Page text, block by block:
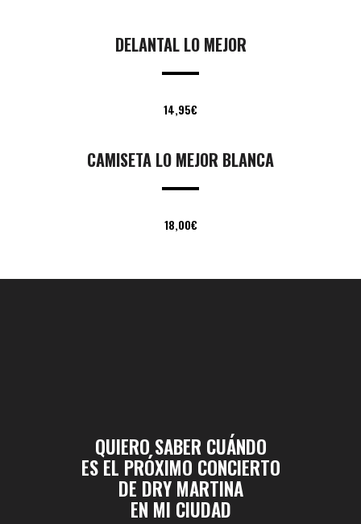
DELANTAL LO MEJOR
14,95€
CAMISETA LO MEJOR BLANCA
18,00€
QUIERO SABER CUÁNDO
ES EL PRÓXIMO CONCIERTO
DE DRY MARTINA
EN MI CIUDAD